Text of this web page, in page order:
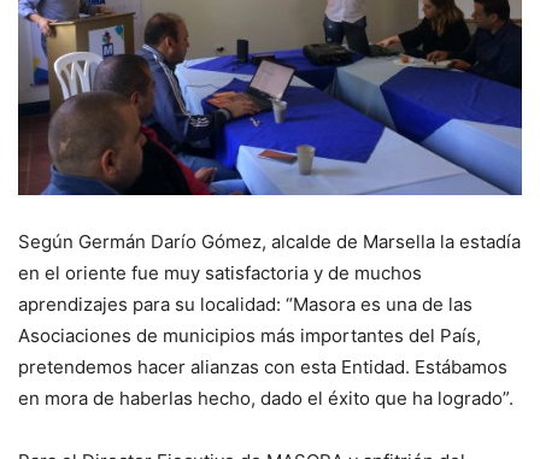
Según Germán Darío Gómez, alcalde de Marsella la estadía
en el oriente fue muy satisfactoria y de muchos
aprendizajes para su localidad: “Masora es una de las
Asociaciones de municipios más importantes del País,
pretendemos hacer alianzas con esta Entidad. Estábamos
en mora de haberlas hecho, dado el éxito que ha logrado”.